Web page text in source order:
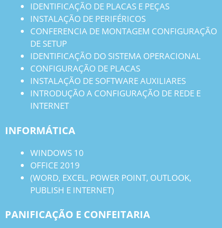
IDENTIFICAÇÃO DE PLACAS E PEÇAS
INSTALAÇÃO DE PERIFÉRICOS
CONFERENCIA DE MONTAGEM CONFIGURAÇÃO
DE SETUP
IDENTIFICAÇÃO DO SISTEMA OPERACIONAL
CONFIGURAÇÃO DE PLACAS
INSTALAÇÃO DE SOFTWARE AUXILIARES
INTRODUÇÃO A CONFIGURAÇÃO DE REDE E
INTERNET
INFORMÁTICA
WINDOWS 10
OFFICE 2019
(WORD, EXCEL, POWER POINT, OUTLOOK,
PUBLISH E INTERNET)
PANIFICAÇÃO E CONFEITARIA